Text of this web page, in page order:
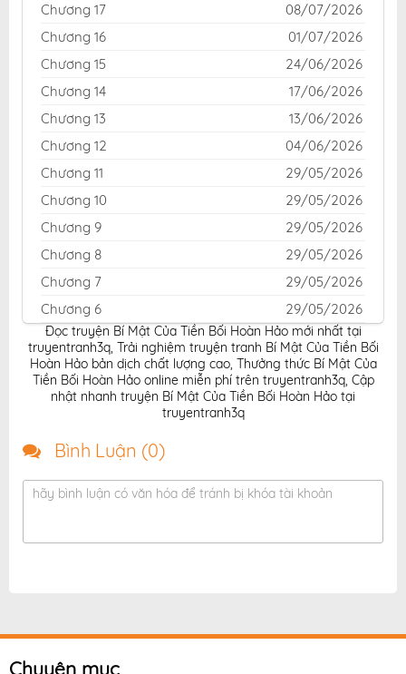
Chương 17
08/07/2026
Chương 16
01/07/2026
Chương 15
24/06/2026
Chương 14
17/06/2026
Chương 13
13/06/2026
Chương 12
04/06/2026
Chương 11
29/05/2026
Chương 10
29/05/2026
Chương 9
29/05/2026
Chương 8
29/05/2026
Chương 7
29/05/2026
Chương 6
29/05/2026
Chương 5
29/05/2026
Chương 4
29/05/2026
Chương 3
29/05/2026
Chương 1
Đọc truyện Bí Mật Của Tiền Bối Hoàn Hảo mới nhất tại
truyentranh3q, Trải nghiệm truyện tranh Bí Mật Của Tiền Bối
Hoàn Hảo bản dịch chất lượng cao, Thưởng thức Bí Mật Của
Tiền Bối Hoàn Hảo online miễn phí trên truyentranh3q, Cập
nhật nhanh truyện Bí Mật Của Tiền Bối Hoàn Hảo tại
truyentranh3q
Bình Luận (0)
hãy bình luận có văn hóa để tránh bị khóa tài khoản
Chuyên mục